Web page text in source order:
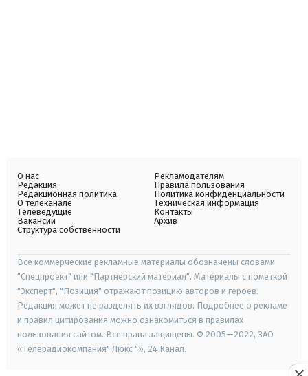
О нас
Редакция
Редакционная политика
О телеканале
Телеведущие
Вакансии
Структура собственности
Рекламодателям
Правила пользования
Политика конфиденциальности
Техническая информация
Контакты
Архив
Все коммерческие рекламные материалы обозначены словами
"Спецпроект" или "Партнерский материал". Материалы с пометкой
"Эксперт", "Позиция" отражают позицию авторов и героев.
Редакция может не разделять их взглядов. Подробнее о рекламе
и правил цитирования можно ознакомиться в правилах
пользования сайтом. Все права защищены. © 2005—2022, ЗАО
«Телерадиокомпания" Люкс "», 24 Канал.